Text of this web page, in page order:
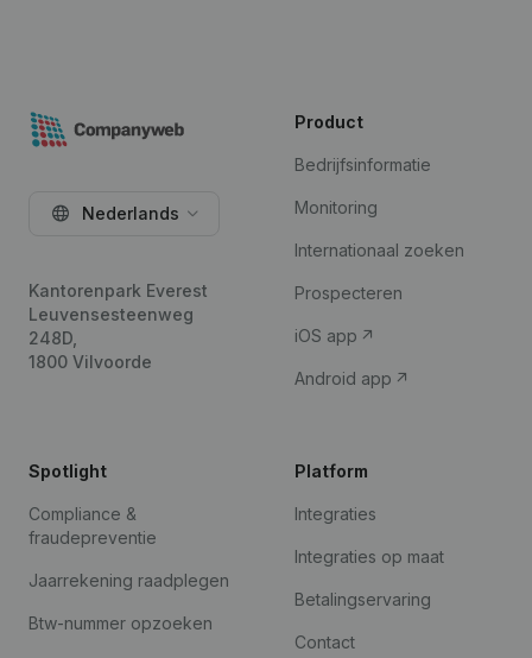
Nederlands
Kantorenpark Everest
Leuvensesteenweg
248D,
1800 Vilvoorde
Product
Bedrijfsinformatie
Monitoring
Internationaal zoeken
Prospecteren
iOS app
Android app
Spotlight
Compliance &
fraudepreventie
Jaarrekening raadplegen
Btw-nummer opzoeken
Platform
Integraties
Integraties op maat
Betalingservaring
Contact